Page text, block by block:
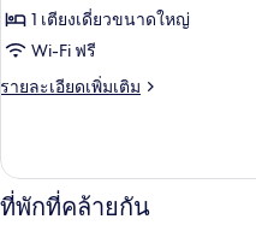
ของ
ห้อง
สแตนดาร์ด
1 เตียงเดี่ยวขนาดใหญ่
Wi-Fi ฟรี
รายละเอียดเพิ่มเติม
ราย
เกี่ยว
กับ
ห้อง
ที่พักที่คล้ายกัน